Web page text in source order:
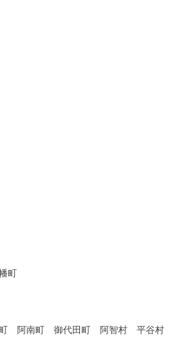
町
阿南町 御代田町 阿智村 平谷村